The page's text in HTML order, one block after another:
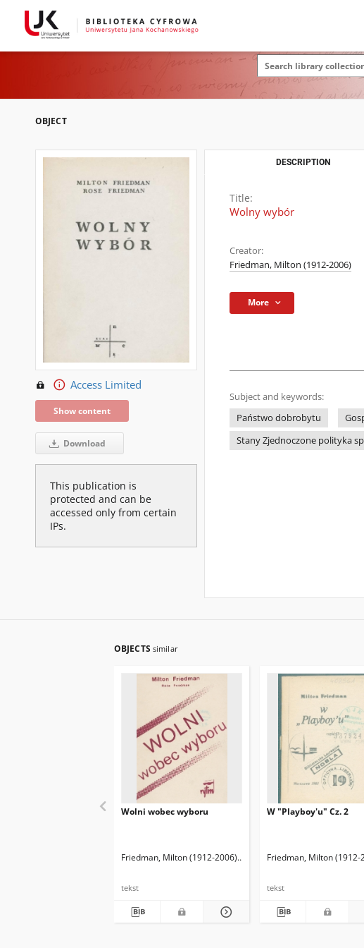
OBJECT
Access Limited
Show content
Download
This publication is
protected and can be
accessed only from certain
IPs.
DESCRIPTION
Title:
Wolny wybór
Creator:
Friedman, Milton (1912-2006)
More
Subject and keywords:
Państwo dobrobytu
Stany Zjednoczone polityka
OBJECTS similar
Wolni wobec wyboru
Friedman, Milton (1912-2006) Friedman, Rose D.
tekst
W "Playboy'u" Cz. 2
Friedman, Milton (1912-
tekst